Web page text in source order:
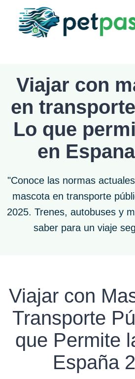
Viajar con
en
Lo que
en
"Conoce las normas
mascota en transporte
2025. Trenes, autobuses y
saber para un viaje
Viajar con
Transporte
que Permite
España